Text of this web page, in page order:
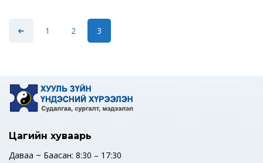
1 2 3
Цагийн хуваарь
Даваа ~ Баасан: 8:30 – 17:30